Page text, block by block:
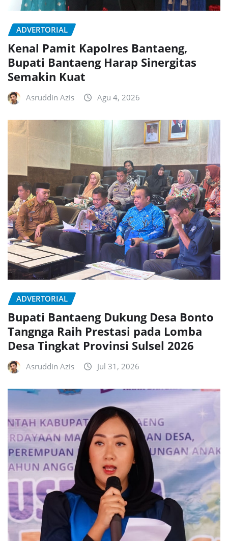
ADVERTORIAL
Kenal Pamit Kapolres Bantaeng,
Bupati Bantaeng Harap Sinergitas
Semakin Kuat
Asruddin Azis Agu 4, 2026
ADVERTORIAL
Bupati Bantaeng Dukung Desa Bonto
Tangnga Raih Prestasi pada Lomba
Desa Tingkat Provinsi Sulsel 2026
Asruddin Azis Jul 31, 2026